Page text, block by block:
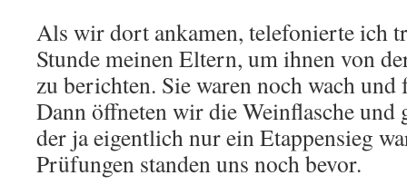
Als wir dort ankamen, telefonierte ich
Stunde meinen Eltern, um ihnen von
zu berichten. Sie waren noch wach
Dann öffneten wir die Weinflasche und
der ja eigentlich nur ein Etappensieg
Prüfungen standen uns noch bevor.